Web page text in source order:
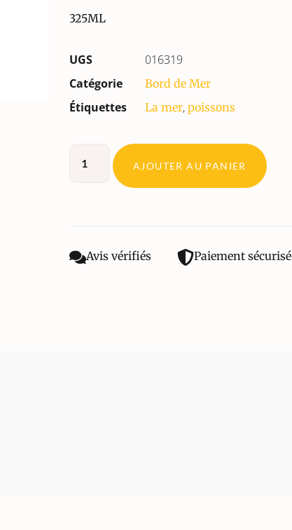
325ML
UGS
016319
Catégorie
Bord de Mer
Étiquettes La mer, poissons
AJOUTER AU PANIER
Avis vérifiés Paiement sécurisé